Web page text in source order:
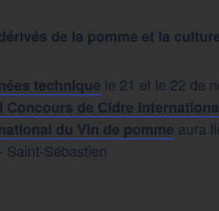
de la pomme et la
technique le 21 et le 22 de
Concours de Cidre
du Vin de pomme aura
Saint-Sébastien